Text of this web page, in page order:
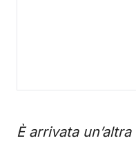
È arrivata